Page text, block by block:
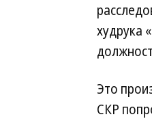
худрука
Это
СКР